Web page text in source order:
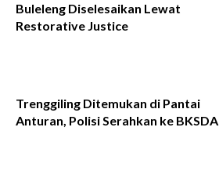
Buleleng Diselesaikan Lewat
Restorative Justice
Trenggiling Ditemukan di Pantai
Anturan, Polisi Serahkan ke BKSDA